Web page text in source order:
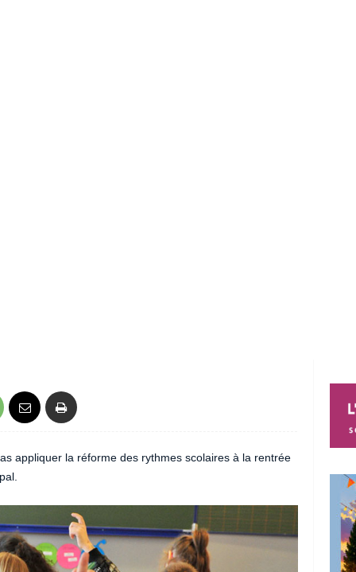
appliquer la réforme des rythmes scolaires à la rentrée